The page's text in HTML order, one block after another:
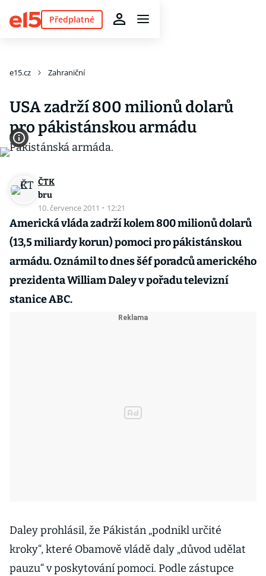
Předplatné
e15.cz Zahraniční
USA zadrží 800 milionů dolarů
pro pákistánskou armádu
ČTK
bru
10. července 2011 · 12:21
Americká vláda zadrží kolem 800 milionů dolarů
(13,5 miliardy korun) pomoci pro pákistánskou
armádu. Oznámil to dnes šéf poradců amerického
prezidenta William Daley v pořadu televizní
stanice ABC.
Daley prohlásil, že Pákistán „podnikl určité
kroky“, které Obamově vládě daly „důvod udělat
pauzu“ v poskytování pomoci. Podle zástupce